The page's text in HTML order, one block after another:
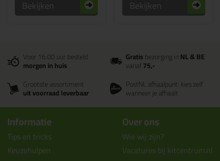
Bekijken Bekijken
Voor 16:00 uur besteld
morgen in huis
Gratisbezorging inNL & BE
vanaf75,-
Grootste assortiment
uit voorraad leverbaar
PostNL afhaalpunt: kies zelf
wanneer je afhaalt
Informatie
Tips en tricks
Keuzehulpen
Over ons
Wie wij zijn?
Vacatures bij kitcentrum.nl